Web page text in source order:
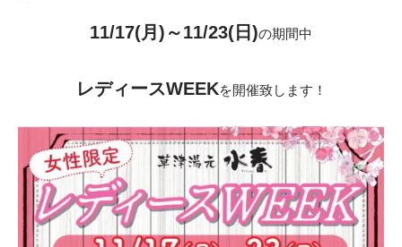
11/17(月)～11/23(日)の期間中
レディースWEEKを開催致します！